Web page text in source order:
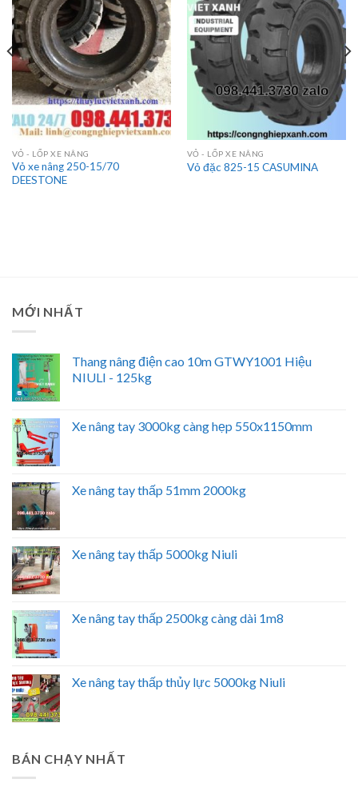
VỎ - LỐP XE NÂNG
Vỏ xe nâng 250-15/70
DEESTONE
VỎ - LỐP XE NÂNG
Vỏ đặc 825-15 CASUMINA
MỚI NHẤT
Thang nâng điện cao 10m GTWY1001 Hiệu
NIULI - 125kg
Xe nâng tay 3000kg càng hẹp 550x1150mm
Xe nâng tay thấp 51mm 2000kg
Xe nâng tay thấp 5000kg Niuli
Xe nâng tay thấp 2500kg càng dài 1m8
Xe nâng tay thấp thủy lực 5000kg Niuli
BÁN CHẠY NHẤT